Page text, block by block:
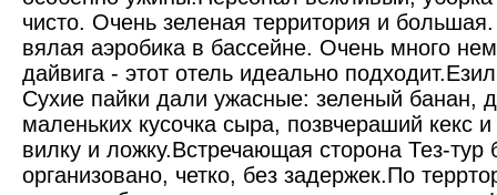
чисто. Очень зеленая территория и
вялая аэробика в бассейне. Очень много
дайвига - этот отель идеально
Сухие пайки дали ужасные: зеленый банан,
маленьких кусочка сыра, позвчераший кекс
вилку и ложку.Встречающая сторона Тез-тур
организовано, четко, без задержек.По